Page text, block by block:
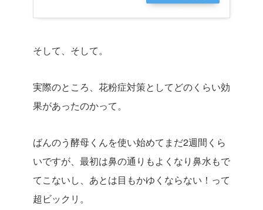
そして、そして。
実際のところ、花粉症対策としてどのくらい効
果があったのかって。
ばんのう酵母くんを使い始めてまだ2週間くら
いですが、最初は鼻の通りもよくなり鼻水もで
てこないし、あとは目もかゆくならない！って
超ビックリ。